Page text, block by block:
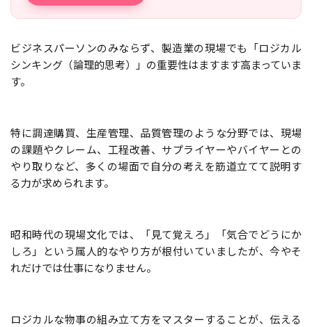
ビジネスパーソンのみならず、製造業の現場でも「ロジカル
シンキング（論理的思考）」の重要性はますます高まっていま
す。
特に調達購買、生産管理、品質管理のような分野では、現場
の課題やクレーム、工程改善、サプライヤーやバイヤーとの
やり取りなど、多くの場面で自分の考えを筋道立てて説明す
る力が求められます。
昭和時代の現場文化では、「見て覚えろ」「気合でどうにか
しろ」という属人的なやり方が根付いていましたが、今やそ
れだけでは仕事になりません。
ロジカルな物事の組み立て方をマスターすることが、伝える